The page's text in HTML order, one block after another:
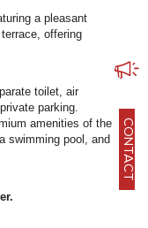
CONTACT
a pleasant
offering
toilet, air
parking.
amenities of the
swimming pool, and